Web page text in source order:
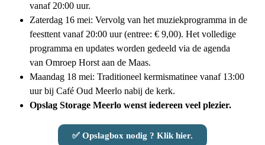
vanaf 20:00 uur.
Zaterdag 16 mei: Vervolg van het muziekprogramma in de
feesttent vanaf 20:00 uur(entree: € 9,00). Het volledige
programma en updates worden gedeeld via de agenda
van Omroep Horst aan de Maas.
Maandag 18 mei: Traditioneel kermismatinee vanaf 13:00
uurbij Café Oud Meerlo nabij de kerk.
Opslag Storage Meerlo wenst iedereen veel plezier.
✅ Opslagbox nodig ? Klik hier.